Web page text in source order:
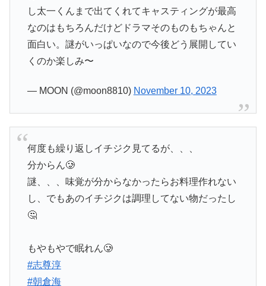
し太一くんまで出てくれてキャスティングが最高
なのはもちろんだけどドラマそのものもちゃんと
面白い。謎がいっぱいなので今後どう展開してい
くのか楽しみ〜
— MOON (@moon8810) November 10, 2023
何度も繰り返しイチジク見てるが、、、
分からん🥲
謎、、、味覚が分からなかったらお料理作れない
し、でもあのイチジクは調理してない物だったし
🤔
もやもやで眠れん🥲
#志尊淳
#朝倉海